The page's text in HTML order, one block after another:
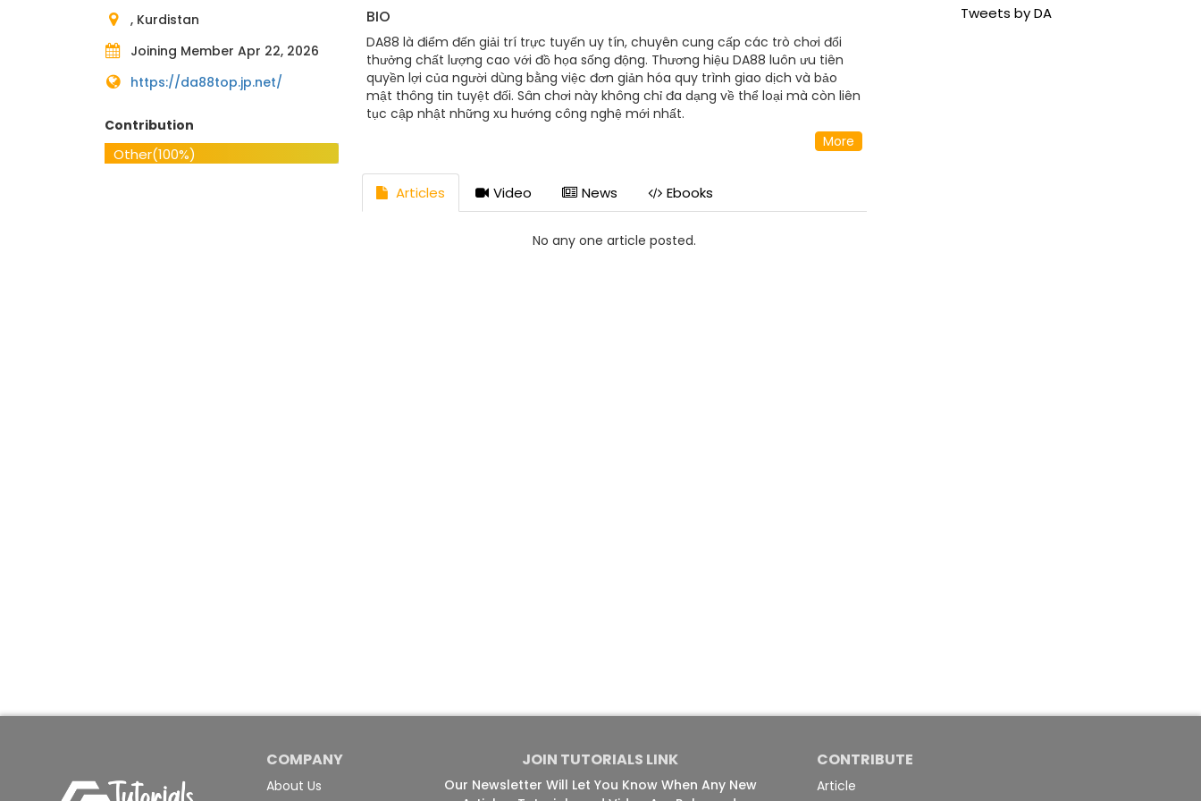
, Kurdistan
Joining Member Apr 22, 2026
https://da88top.jp.net/
Contribution
Other(100%)
BIO
DA88 là điểm đến giải trí trực tuyến uy tín, chuyên cung cấp các trò chơi đổi
thưởng chất lượng cao với đồ họa sống động. Thương hiệu DA88 luôn ưu tiên
quyền lợi của người dùng bằng việc đơn giản hóa quy trình giao dịch và bảo
mật thông tin tuyệt đối. Sân chơi này không chỉ đa dạng về thể loại mà còn liên
tục cập nhật những xu hướng công nghệ mới nhất.
More
Articles Video News Ebooks
No any one article posted.
Tweets by DA
COMPANY
About Us
JOIN TUTORIALS LINK
Our Newsletter Will Let You Know When Any New
CONTRIBUTE
Article